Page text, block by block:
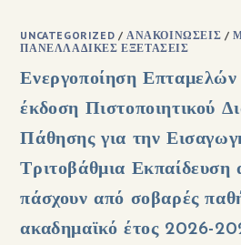
UNCATEGORIZED /ΑΝΑΚΟΙΝΏΣΕΙΣ /
ΠΑΝΕΛΛΑΔΙΚΈΣ ΕΞΕΤΆΣΕΙΣ
Ενεργοποίηση Επταμελών
έκδοση Πιστοποιητικού
Πάθησης για την
Τριτοβάθμια Εκπαίδευση
πάσχουν από σοβαρές
ακαδημαϊκό έτος 2026-